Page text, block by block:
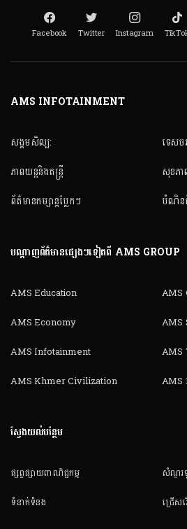
Facebook Twitter Instagram
AMS INFOTAINMENT
សង្គមសិល្ប:
ភាពយន្តនិងតន្ត្រី
ព័ត៌មានកម្សាន្តប្លែកៗ
ទេស
សុខភ
បំណិន
បណ្តាញព័ត៌មានផ្សេងៗទៀតពី AMS GROUP
AMS Education
AMS Economy
AMS Infotainment
AMS Khmer Civilization
AMS
AMS
AMS
AMS
ស្វែងយល់បន្ថែម
ផ្សព្វផ្សាយពាណិជ្ជកម្ម
ទំនាក់ទំនង
សំណួរ
ជ្រើស